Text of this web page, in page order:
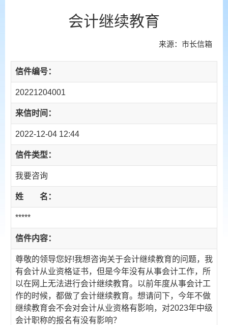
会计继续教育
来源：市长信箱
信件编号：
20221204001
来信时间：
2022-12-04 12:44
信件类型：
我要咨询
姓 名：
*****
信件内容：
尊敬的领导您好!我想咨询关于会计继续教育的问题，我
有会计从业资格证书，但是今年没有从事会计工作，所
以在网上无法进行会计继续教育。以前年度从事会计工
作的时候，都做了会计继续教育。想请问下，今年不做
继续教育会不会对会计从业资格有影响，对2023年中级
会计职称的报名有没有影响？